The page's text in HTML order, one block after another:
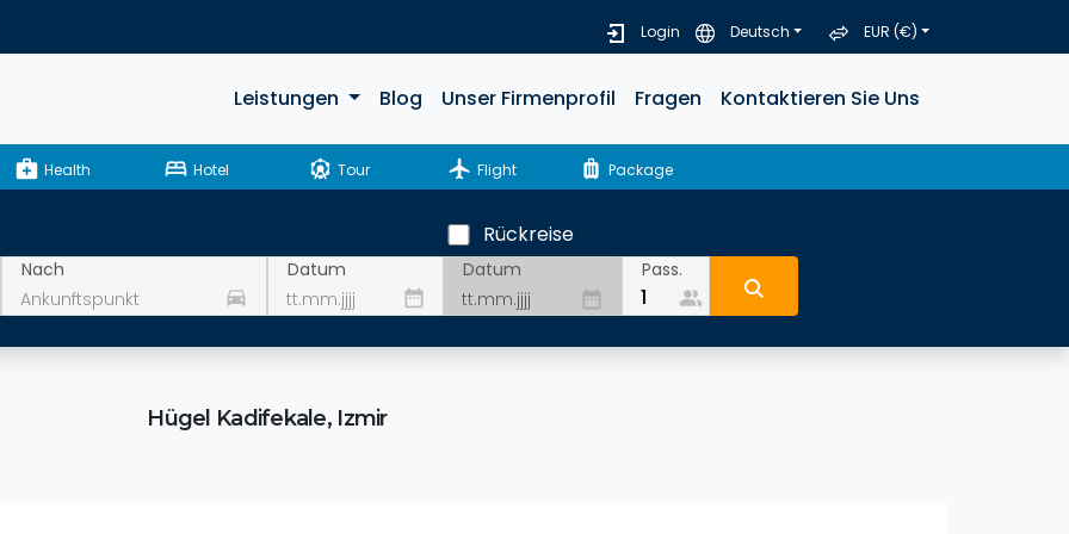
Login Deutsch EUR (€)
Leistungen Blog Unser Firmenprofil Fragen Kontaktieren Sie Uns
medical_services Health bed Hotel attractions Tour flight Flight luggage Package
Nach
drive_eta
Datum
date_range
Rückreise
Datum
date_range
Pass.
people_alt
Hügel Kadifekale, Izmir